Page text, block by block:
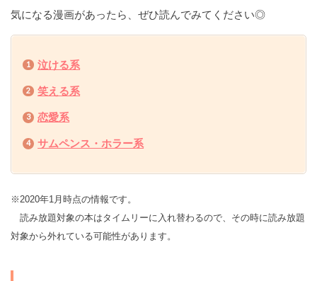
気になる漫画があったら、ぜひ読んでみてください◎
泣ける系
笑える系
恋愛系
サムペンス・ホラー系
※2020年1月時点の情報です。
※読み放題対象の本はタイムリーに入れ替わるので、その時に読み放題
対象から外れている可能性があります。